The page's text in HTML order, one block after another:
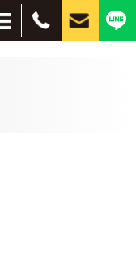
ン
）